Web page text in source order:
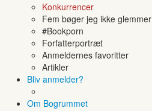
Konkurrencer
Fem bøger jeg ikke glemmer
#Bookporn
Forfatterportræt
Anmeldernes favoritter
Artikler
Bliv anmelder?
Om Bogrummet